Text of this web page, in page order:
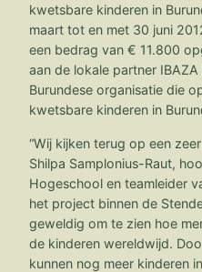
kwetsbare kinderen in
maart tot en met 30 juni
een bedrag van € 11.800
aan de lokale partner
Burundese organisatie die
kwetsbare kinderen in
“Wij kijken terug op een
Shilpa Samplonius-Raut,
Hogeschool en teamleider
het project binnen de
geweldig om te zien hoe
de kinderen wereldwijd.
kunnen nog meer kinderen